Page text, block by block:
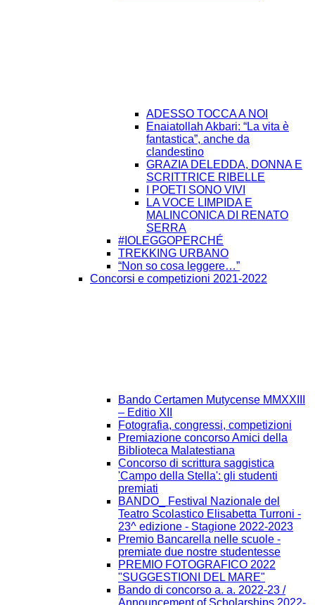
ADESSO TOCCA A NOI
Enaiatollah Akbari: “La vita è
fantastica”, anche da
clandestino
GRAZIA DELEDDA, DONNA E
SCRITTRICE RIBELLE
I POETI SONO VIVI
LA VOCE LIMPIDA E
MALINCONICA DI RENATO
SERRA
#IOLEGGOPERCHÉ
TREKKING URBANO
“Non so cosa leggere…”
Concorsi e competizioni 2021-2022
Bando Certamen Mutycense MMXXIII
– Editio XII
Fotografia, congressi, competizioni
Premiazione concorso Amici della
Biblioteca Malatestiana
Concorso di scrittura saggistica
'Campo della Stella': gli studenti
premiati
BANDO_ Festival Nazionale del
Teatro Scolastico Elisabetta Turroni -
23^ edizione - Stagione 2022-2023
Premio Bancarella nelle scuole -
premiate due nostre studentesse
PREMIO FOTOGRAFICO 2022
"SUGGESTIONI DEL MARE"
Bando di concorso a. a. 2022-23 /